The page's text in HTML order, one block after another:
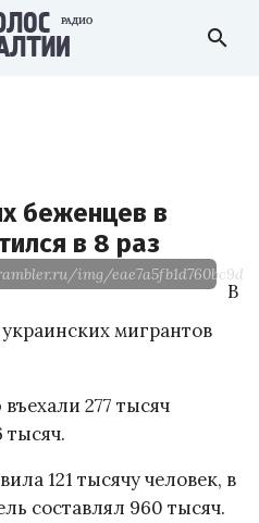
search
беженцев в
в 8 раз
img/
В
мигрантов
277 тысяч
тысяч.
121 тысячу человек, в
составлял 960 тысяч.